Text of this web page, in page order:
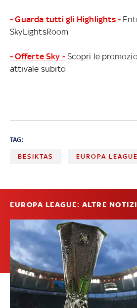
- Guarda tutti gli Highlights -
SkyLightsRoom
- Offerte Sky - Scopri le
attivale subito
TAG:
BESIKTAS EUROPA
EUROPA LEAGUE: ALTRE